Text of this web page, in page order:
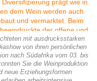
mit ausdrucksstarken
von ihren persönlichen
nach Südafrika vom 03. bis
Sie die Weinproduktion
neue Erziehungsformen